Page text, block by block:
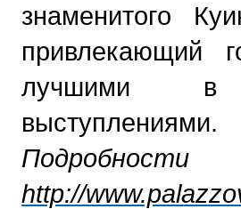
знаменитого
привлекающий
лучшими в
выступлениями.
http://